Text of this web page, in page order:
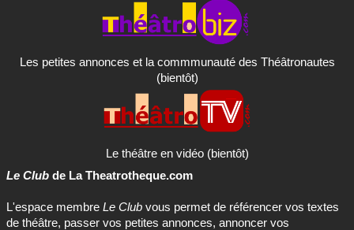
Les petites annonces et la commmunauté des Théâtronautes
(bientôt)
Le théâtre en vidéo (bientôt)
Le Club de La Theatrotheque.com
L'espace membre Le Club vous permet de référencer vos textes
de théâtre, passer vos petites annonces, annoncer vos